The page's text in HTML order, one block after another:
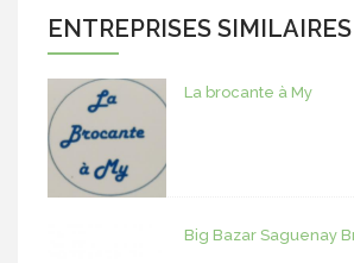
ENTREPRISES SIMILAIRES
La brocante à My
Big Bazar Saguenay